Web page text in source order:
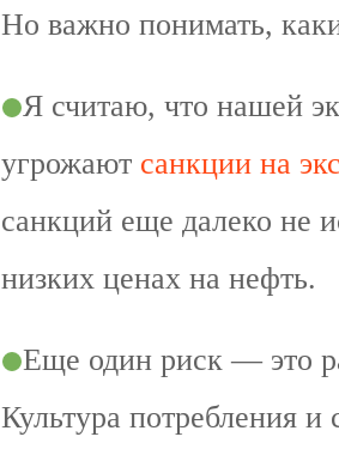
Но важно понимать,
Я считаю, что нашей
угрожают санкции на
санкций еще далеко не
низких ценах на нефть.
Еще один риск — это
Культура потребления